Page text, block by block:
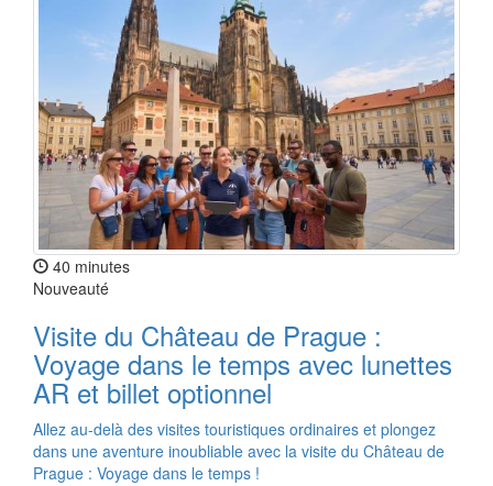
40 minutes
Nouveauté
Visite du Château de Prague :
Voyage dans le temps avec lunettes
AR et billet optionnel
Allez au-delà des visites touristiques ordinaires et plongez
dans une aventure inoubliable avec la visite du Château de
Prague : Voyage dans le temps !